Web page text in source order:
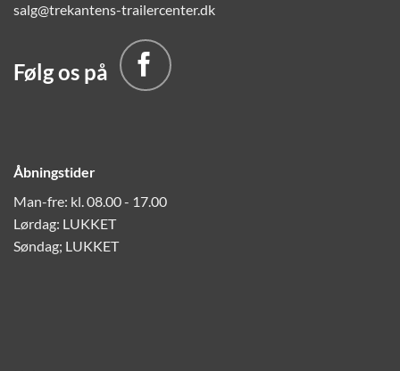
salg@trekantens-trailercenter.dk
Følg os på
Åbningstider
Man-fre: kl. 08.00 - 17.00
Lørdag: LUKKET
Søndag; LUKKET